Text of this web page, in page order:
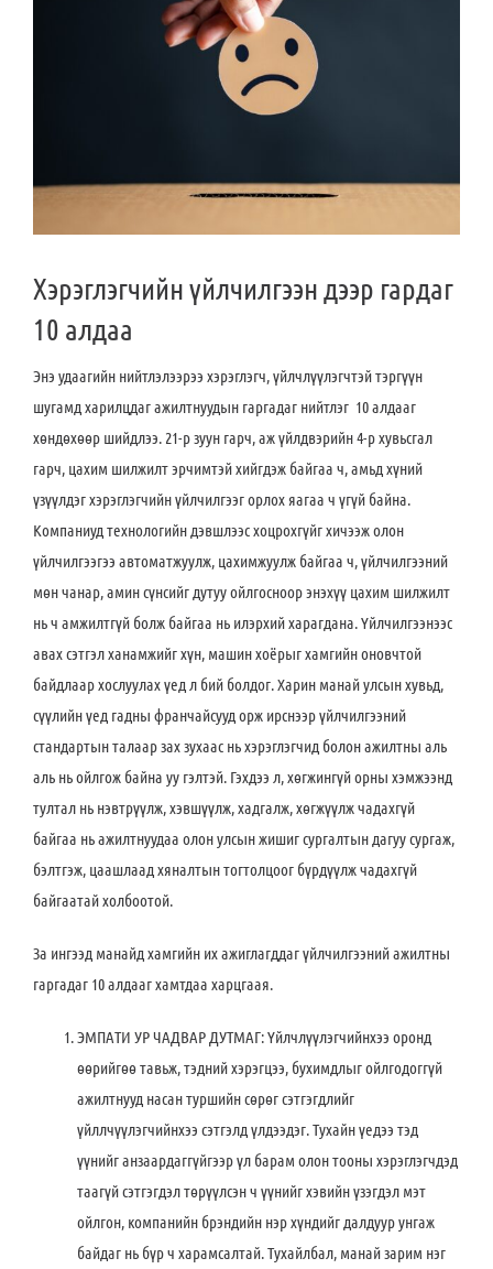
Хэрэглэгчийн үйлчилгээн дээр гардаг
10 алдаа
Энэ удаагийн нийтлэлээрээ хэрэглэгч, үйлчлүүлэгчтэй тэргүүн
шугамд харилцдаг ажилтнуудын гаргадаг нийтлэг 10 алдааг
хөндөхөөр шийдлээ. 21-р зуун гарч, аж үйлдвэрийн 4-р хувьсгал
гарч, цахим шилжилт эрчимтэй хийгдэж байгаа ч, амьд хүний
үзүүлдэг хэрэглэгчийн үйлчилгээг орлох яагаа ч үгүй байна.
Компаниуд технологийн дэвшлээс хоцрохгүйг хичээж олон
үйлчилгээгээ автоматжуулж, цахимжуулж байгаа ч, үйлчилгээний
мөн чанар, амин сүнсийг дутуу ойлгосноор энэхүү цахим шилжилт
нь ч амжилтгүй болж байгаа нь илэрхий харагдана. Үйлчилгээнээс
авах сэтгэл ханамжийг хүн, машин хоёрыг хамгийн оновчтой
байдлаар хослуулах үед л бий болдог. Харин манай улсын хувьд,
сүүлийн үед гадны франчайсууд орж ирснээр үйлчилгээний
стандартын талаар зах зухаас нь хэрэглэгчид болон ажилтны аль
аль нь ойлгож байна уу гэлтэй. Гэхдээ л, хөгжингүй орны хэмжээнд
тултал нь нэвтрүүлж, хэвшүүлж, хадгалж, хөгжүүлж чадахгүй
байгаа нь ажилтнуудаа олон улсын жишиг сургалтын дагуу сургаж,
бэлтгэж, цаашлаад хяналтын тогтолцоог бүрдүүлж чадахгүй
байгаатай холбоотой.
За ингээд манайд хамгийн их ажиглагддаг үйлчилгээний ажилтны
гаргадаг 10 алдааг хамтдаа харцгаая.
ЭМПАТИ УР ЧАДВАР ДУТМАГ: Үйлчлүүлэгчийнхээ оронд
өөрийгөө тавьж, тэдний хэрэгцээ, бухимдлыг ойлгодоггүй
ажилтнууд насан туршийн сөрөг сэтгэгдлийг
үйллчүүлэгчийнхээ сэтгэлд үлдээдэг. Тухайн үедээ тэд
үүнийг анзаардаггүйгээр үл барам олон тооны хэрэглэгчдэд
таагүй сэтгэгдэл төрүүлсэн ч үүнийг хэвийн үзэгдэл мэт
ойлгон, компанийн брэндийн нэр хүндийг далдуур унгаж
байдаг нь бүр ч харамсалтай. Тухайлбал, манай зарим нэг